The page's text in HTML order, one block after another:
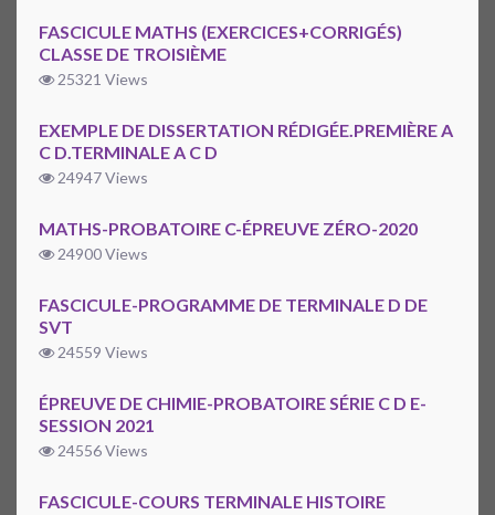
FASCICULE MATHS (EXERCICES+CORRIGÉS)
CLASSE DE TROISIÈME
25321 Views
EXEMPLE DE DISSERTATION RÉDIGÉE.PREMIÈRE A
C D.TERMINALE A C D
24947 Views
MATHS-PROBATOIRE C-ÉPREUVE ZÉRO-2020
24900 Views
FASCICULE-PROGRAMME DE TERMINALE D DE
SVT
24559 Views
ÉPREUVE DE CHIMIE-PROBATOIRE SÉRIE C D E-
SESSION 2021
24556 Views
FASCICULE-COURS TERMINALE HISTOIRE